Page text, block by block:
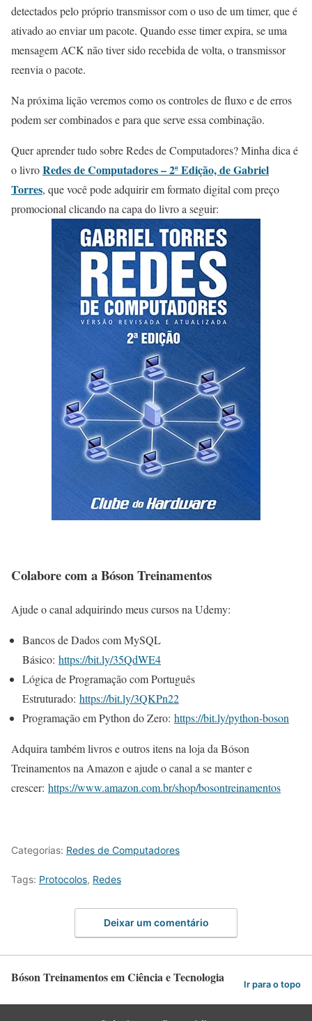
detectados pelo próprio transmissor com o uso de um timer, que é
ativado ao enviar um pacote. Quando esse timer expira, se uma
mensagem ACK não tiver sido recebida de volta, o transmissor
reenvia o pacote.
Na próxima lição veremos como os controles de fluxo e de erros
podem ser combinados e para que serve essa combinação.
Quer aprender tudo sobre Redes de Computadores? Minha dica é
o livroRedes de Computadores – 2ª Edição, de Gabriel
Torres, que você pode adquirir em formato digital com preço
promocional clicando na capa do livro a seguir:
Colabore com a Bóson Treinamentos
Ajude o canal adquirindo meus cursos na Udemy:
Bancos de Dados com MySQL
Básico: https://bit.ly/35QdWE4
Lógica de Programação com Português
Estruturado: https://bit.ly/3QKPn22
Programação em Python do Zero: https://bit.ly/python-boson
Adquira também livros e outros itens na loja da Bóson
Treinamentos na Amazon e ajude o canal a se manter e
crescer: https://www.amazon.com.br/shop/bosontreinamentos
Categorias: Redes de Computadores
Tags: Protocolos, Redes
Deixar um comentário
Bóson Treinamentos em Ciência e Tecnologia Ir para o topo